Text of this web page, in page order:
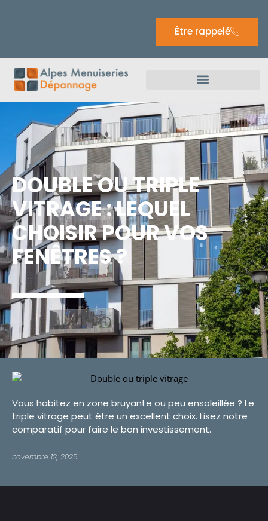
Être rappelé
DOUBLE OU TRIPLE
VITRAGE : LEQUEL
CHOISIR POUR VOS
FENÊTRES ?
Vous habitez en zone bruyante ou peu ensoleillée ? Le
triple vitrage peut être un excellent choix. Lisez notre
comparatif pour faire le bon investissement.
novembre 12, 2025